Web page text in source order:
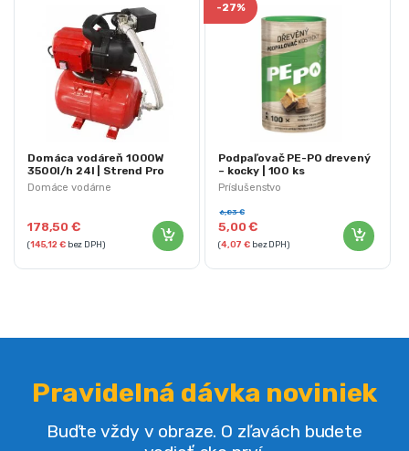
Domáce vodárne
Domáca vodáreň 1000W
3500l/h 24l | Strend Pro
Garden
178,50€
(145,12 €bez DPH)
Príslušenstvo
-27%
Podpaľovač PE-PO drevený
– kocky | 100 ks
5,00€
6,83€
(4,07€ bez DPH)
Pravidelná dávka noviniek
Buďte vždy v obraze. O zľavách budete